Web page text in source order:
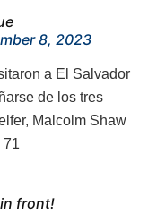
8, 2023
a El Salvador
de los tres
Malcolm Shaw
71
in front!